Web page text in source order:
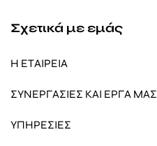
Σχετικά με εμάς
Η ΕΤΑΙΡΕΙΑ
ΣΥΝΕΡΓΑΣΙΕΣ ΚΑΙ ΕΡΓΑ ΜΑΣ
ΥΠΗΡΕΣΙΕΣ